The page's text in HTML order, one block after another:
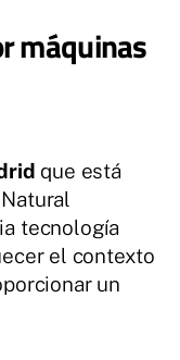
máquinas
que está
tecnología
el contexto
un